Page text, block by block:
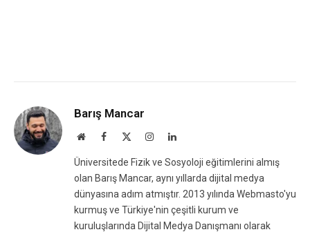
Barış Mancar
WebsiteFacebook InstagramLinkedIn
Üniversitede Fizik ve Sosyoloji eğitimlerini almış
olan Barış Mancar, aynı yıllarda dijital medya
dünyasına adım atmıştır. 2013 yılında Webmasto'yu
kurmuş ve Türkiye'nin çeşitli kurum ve
kuruluşlarında Dijital Medya Danışmanı olarak